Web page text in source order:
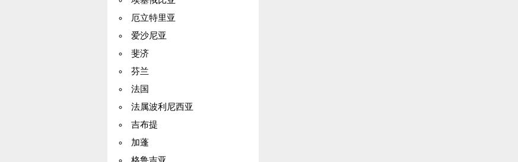
厄立特里亚
爱沙尼亚
斐济
芬兰
法国
法属波利尼西亚
吉布提
加蓬